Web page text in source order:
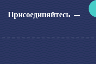
Присоединяйтесь